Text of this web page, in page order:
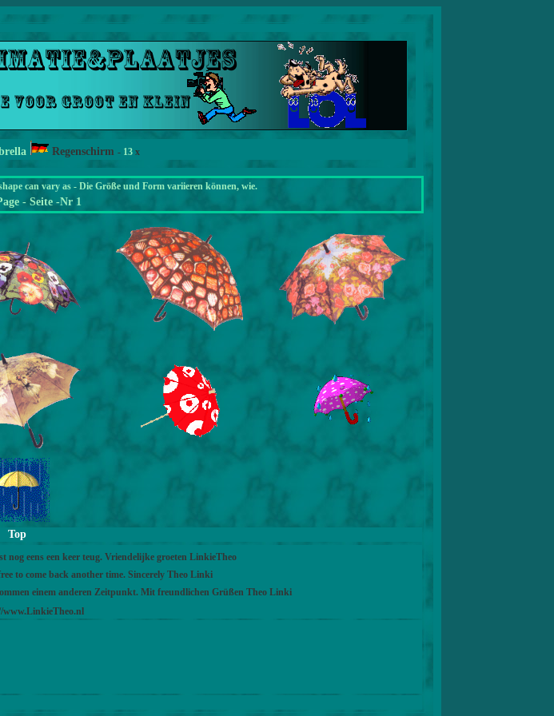
Regenschirm - 13 x
can vary as - Die Größe und Form variieren können, wie.
- Seite -Nr 1
Top
nog eens een keer teug. Vriendelijke groeten LinkieTheo
to come back another time. Sincerely Theo Linki
einem anderen Zeitpunkt. Mit freundlichen Grüßen Theo Linki
www.LinkieTheo.nl